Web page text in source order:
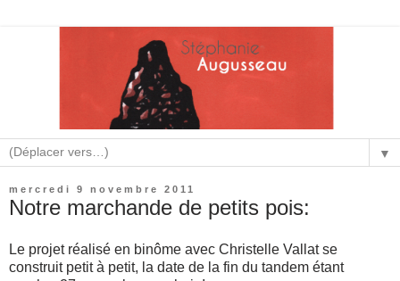
▼
mercredi 9 novembre 2011
Notre marchande de petits pois:
Le projet réalisé en binôme avec Christelle Vallat se
construit petit à petit, la date de la fin du tandem étant